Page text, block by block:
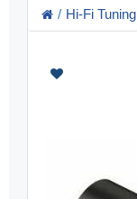
Hi-Fi Tuning